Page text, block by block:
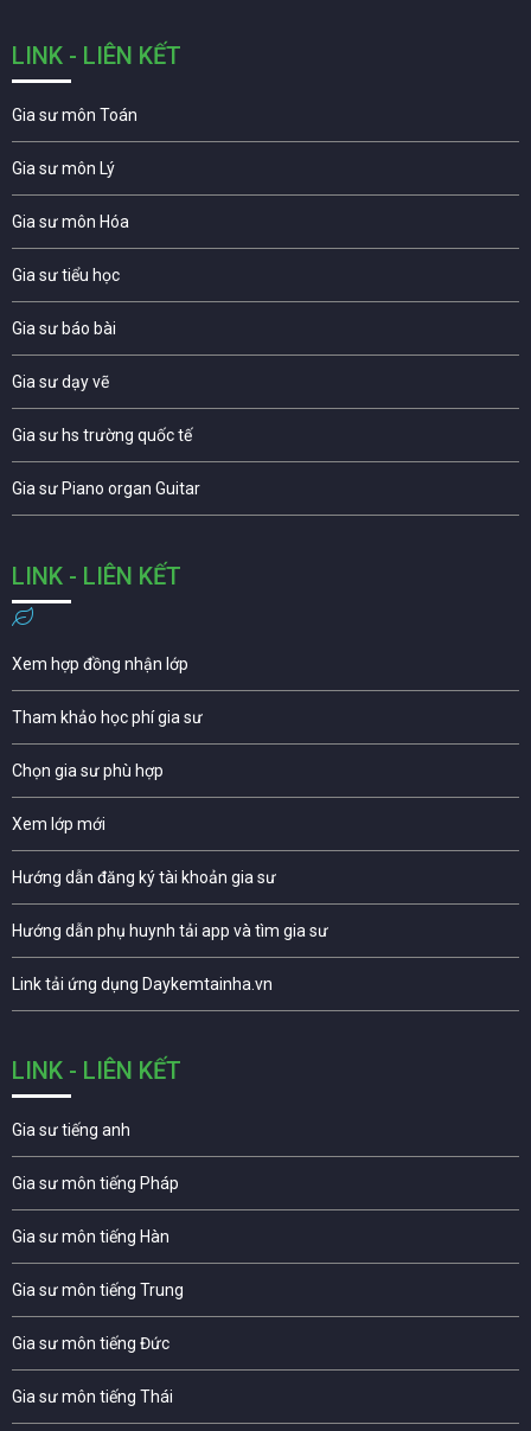
LINK - LIÊN KẾT
Gia sư môn Toán
Gia sư môn Lý
Gia sư môn Hóa
Gia sư tiểu học
Gia sư báo bài
Gia sư dạy vẽ
Gia sư hs trường quốc tế
Gia sư Piano organ Guitar
LINK - LIÊN KẾT
Xem hợp đồng nhận lớp
Tham khảo học phí gia sư
Chọn gia sư phù hợp
Xem lớp mới
Hướng dẫn đăng ký tài khoản gia sư
Hướng dẫn phụ huynh tải app và tìm gia sư
Link tải ứng dụng Daykemtainha.vn
LINK - LIÊN KẾT
Gia sư tiếng anh
Gia sư môn tiếng Pháp
Gia sư môn tiếng Hàn
Gia sư môn tiếng Trung
Gia sư môn tiếng Đức
Gia sư môn tiếng Thái